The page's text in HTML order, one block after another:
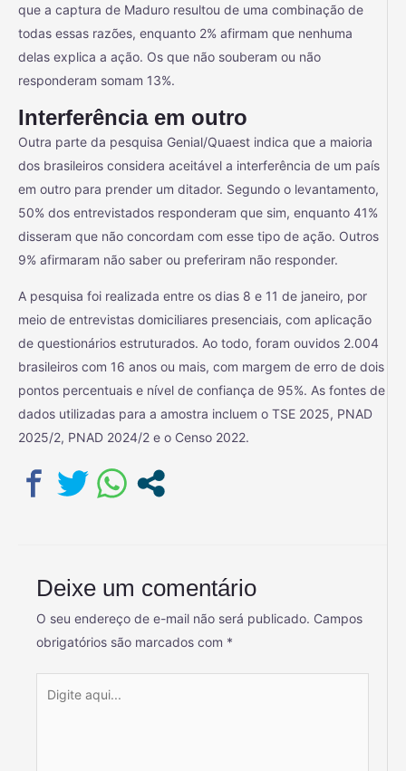
que a captura de Maduro resultou de uma combinação de
todas essas razões, enquanto 2% afirmam que nenhuma
delas explica a ação. Os que não souberam ou não
responderam somam 13%.
Interferência em outro
Outra parte da pesquisa Genial/Quaest indica que a maioria
dos brasileiros considera aceitável a interferência de um país
em outro para prender um ditador. Segundo o levantamento,
50% dos entrevistados responderam que sim, enquanto 41%
disseram que não concordam com esse tipo de ação. Outros
9% afirmaram não saber ou preferiram não responder.
A pesquisa foi realizada entre os dias 8 e 11 de janeiro, por
meio de entrevistas domiciliares presenciais, com aplicação
de questionários estruturados. Ao todo, foram ouvidos 2.004
brasileiros com 16 anos ou mais, com margem de erro de dois
pontos percentuais e nível de confiança de 95%. As fontes de
dados utilizadas para a amostra incluem o TSE 2025, PNAD
2025/2, PNAD 2024/2 e o Censo 2022.
Deixe um comentário
O seu endereço de e-mail não será publicado. Campos
obrigatórios são marcados com *